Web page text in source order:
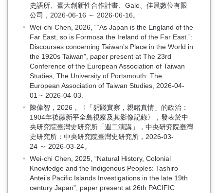
史語所、臺大創新性合作計畫、Gale、佳晨數位有限
公司，2026-06-16 ～ 2026-06-16。
Wei-chi Chen, 2026, ““As Japan is the England of the
Far East, so is Formosa the Ireland of the Far East.”:
Discourses concerning Taiwan’s Place in the World in
the 1920s Taiwan”, paper present at The 23rd
Conference of the European Association of Taiwan
Studies, The University of Portsmouth: The
European Association of Taiwan Studies, 2026-04-
01 ~ 2026-04-03.
陳偉智，2026，〈「躬踐實察，親睹真情」的政治：
1904年後藤新平全島視察及其影像記錄〉，發表於中
央研究院臺灣史研究所「週二演講」，中央研究院臺灣
史研究所：中央研究院臺灣史研究所，2026-03-
24 ～ 2026-03-24。
Wei-chi Chen, 2025, “Natural History, Colonial
Knowledge and the Indigenous Peoples: Tashiro
Antei’s Pacific Islands Investigations in the late 19th
century Japan”, paper present at 26th PACIFIC